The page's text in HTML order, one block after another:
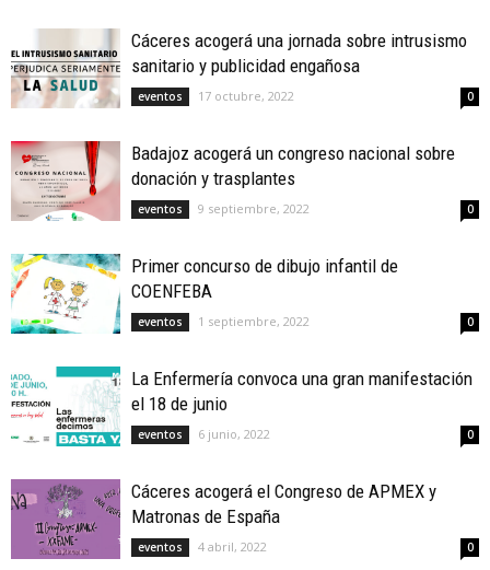
Cáceres acogerá una jornada sobre intrusismo
sanitario y publicidad engañosa
eventos 17 octubre, 2022 0
Badajoz acogerá un congreso nacional sobre
donación y trasplantes
eventos 9 septiembre, 2022 0
Primer concurso de dibujo infantil de
COENFEBA
eventos 1 septiembre, 2022 0
La Enfermería convoca una gran manifestación
el 18 de junio
eventos 6 junio, 2022 0
Cáceres acogerá el Congreso de APMEX y
Matronas de España
eventos 4 abril, 2022 0